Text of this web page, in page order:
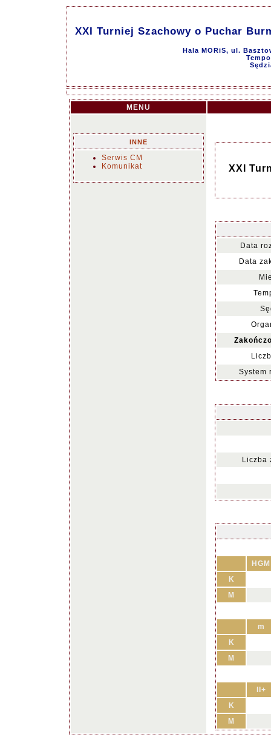
XXI Turniej Szachowy o Puchar
Hala MORiS, ul.
MENU
INNE
Serwis CM
Komunikat
XXI
Data
Data
System
Liczba
HGM
K
M
m
K
M
II+
K
M